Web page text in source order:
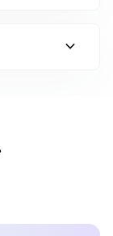
expand_more